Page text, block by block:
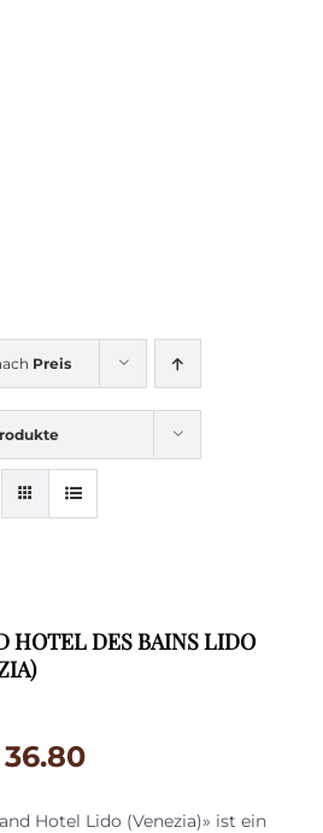
Preis
HOTEL DES BAINS LIDO
36.80
Hotel Lido (Venezia)» ist ein